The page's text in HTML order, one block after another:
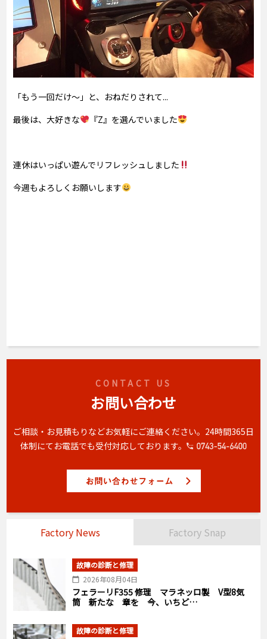
「もう一回だけ～」と、おねだりされて...
最後は、大好きな
『Z』を選んでいました
連休はいっぱい遊んでリフレッシュしました
今週もよろしくお願いします
CONTACT US
お問い合わせ
ご相談・お見積もりなどお気軽にご連絡ください。 24時間365日
体制にてお電話でも受付対応しております。
Factory News Factory Snap
故障の診断と修理
2026年08月04日
フェラーリF355 修理 マラネッロ製 V型8気
筒 新たな 章を 今、いちど…
故障の診断と修理